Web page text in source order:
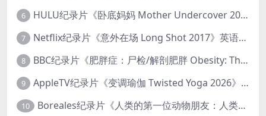
6 HULU纪录片《卧底妈妈 Mother Undercover 2023》全4集 英语中英双字 官方纯净版 1080P/MKV/7.6G 拯救孩子
7 Netflix纪录片《意外在场 Long Shot 2017》英语中字 720P/NKV/1.06GB 美国谋杀误判案件
8 BBC纪录片《肥胖症：尸检/解剖肥胖 Obesity: The Post Mortem 2016》英语中英双字 无水印纯净版 1080P/MKV/1.03G
9 AppleTV纪录片《变调瑜伽 Twisted Yoga 2026》全3集 英语中英双字 无水印纯净版 1080P/MKV/10G 瑜伽大师背后的真相
10 Boreales纪录片《人类的第一位动物朋友：人类和狗的神奇故事 Man’s First Friend 2018》英语中英双字 1080P/MP4/1.8G 狗的神奇故事